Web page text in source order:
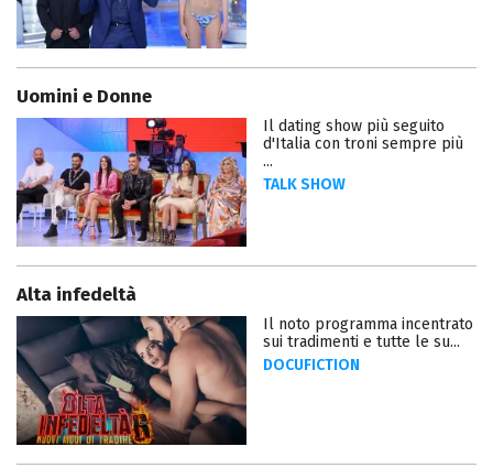
Uomini e Donne
Il dating show più seguito
d'Italia con troni sempre più
...
TALK SHOW
Alta infedeltà
Il noto programma incentrato
sui tradimenti e tutte le su...
DOCUFICTION